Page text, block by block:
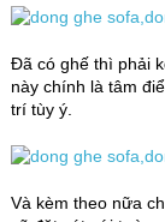
Đã có ghế thì phải
này chính là tâm
trí tùy ý.
Và kèm theo nữa